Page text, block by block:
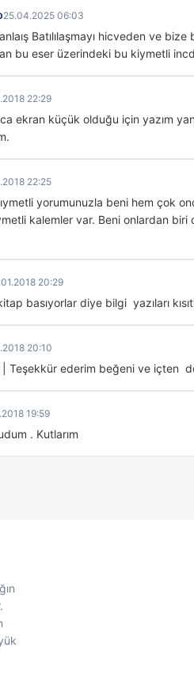
25.04.2025 06:03
Batılılaşmayı hicveden ve
bu eser üzerindeki bu kiymetli
22:29
ekran küçük olduğu için yazım
22:25
yorumunuzla beni hem çok
kalemler var. Beni onlardan
20:29
basıyorlar diye bilgi  yazıları
20:10
Teşekkür ederim beğeni ve içten
19:59
. Kutlarım